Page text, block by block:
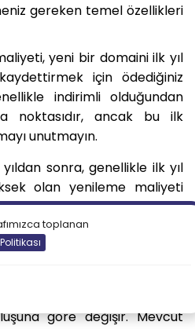
gereken temel özellikleri
yeni bir domaini ilk yıl
için ödediğiniz
indirimli olduğundan
noktasıdır, ancak bu ilk
unutmayın.
yıldan sonra, genellikle ilk yıl
olan yenileme maliyeti
eden masraf, domainizi
karşılanabilirliğini etkilediği
önem taşır.
veya .tech gibi daha yeni
göre değişir. Mevcut
toplanan